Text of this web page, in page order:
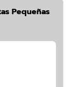
Pequeñas